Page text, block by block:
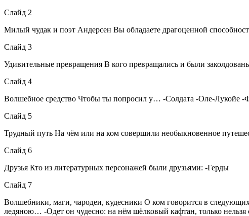
Слайд 2
Милый чудак и поэт Андерсен Вы обладаете драгоценной
Слайд 3
Удивительные превращения В кого превращались и были
Слайд 4
Волшебное средство Чтобы ты попросил у… -Солдата -Оле-Лукойе -
Слайд 5
Трудный путь На чём или на ком совершили необыкновенное
Слайд 6
Друзья Кто из литературных персонажей были друзьями: -Герды
Слайд 7
Волшебники, маги, чародеи, кудесники О ком говорится в
ледяною… -Одет он чудесно: на нём шёлковый кафтан, только нельзя